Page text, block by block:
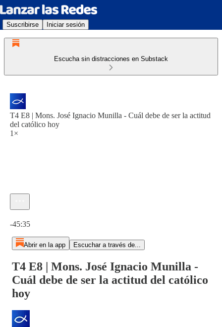
Suscribirse Iniciar sesión
Escucha sin distracciones en Substack
T4 E8 | Mons. José Ignacio Munilla - Cuál debe de ser la actitud
del católico hoy
1×
-45:35
Abrir en la app Escuchar a través de...
T4 E8 | Mons. José Ignacio Munilla -
Cuál debe de ser la actitud del católico
hoy